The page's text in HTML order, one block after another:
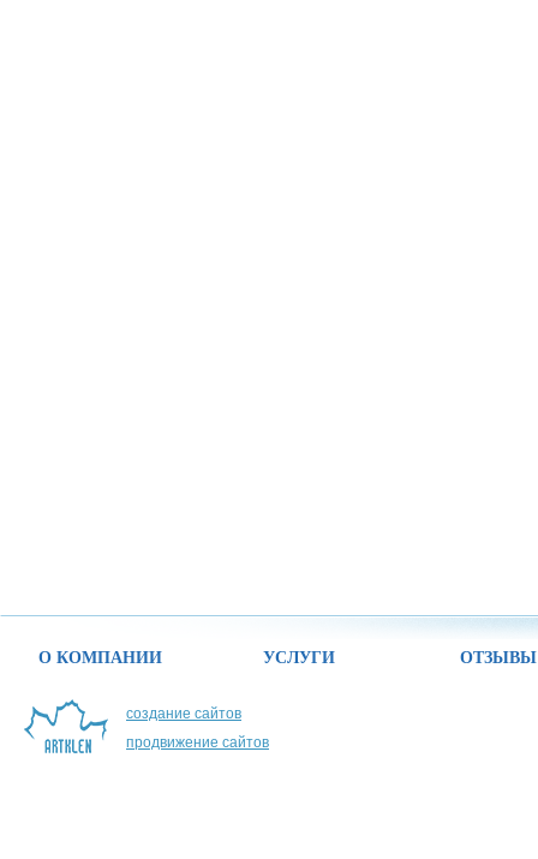
О КОМПАНИИ УСЛУГИ ОТЗЫВЫ
создание сайтов
продвижение сайтов